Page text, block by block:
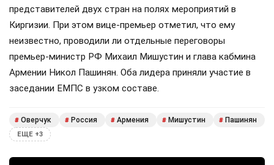
представителей двух стран на полях мероприятий в
Киргизии. При этом вице-премьер отметил, что ему
неизвестно, проводили ли отдельные переговоры
премьер-министр РФ Михаил Мишустин и глава кабмина
Армении Никол Пашинян. Оба лидера приняли участие в
заседании ЕМПС в узком составе.
# Оверчук # Россия # Армения # Мишустин # Пашинян
ЕЩЕ +3